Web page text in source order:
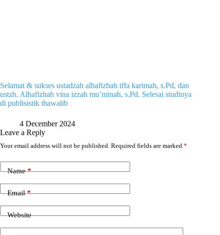
Selamat & sukses ustadzah alhafizhah iffa karimah, s.Pd, dan
ustzh. Alhafizhah vina izzah mu’minah, s.Pd. Selesai studinya
di publisistik thawalib
4 December 2024
Leave a Reply
Your email address will not be published. Required fields are marked *
Name*
Email*
Website